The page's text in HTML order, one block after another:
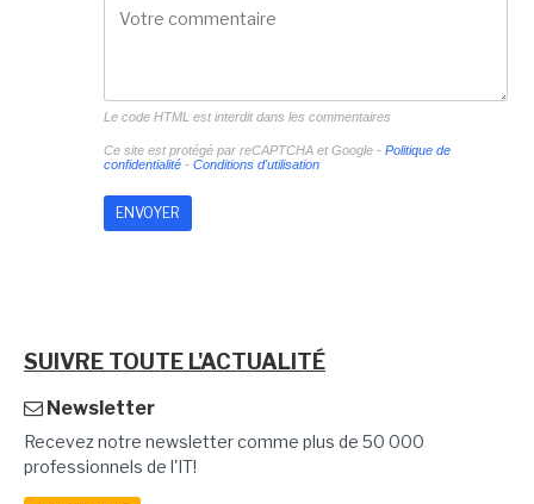
Le code HTML est interdit dans les commentaires
Ce site est protégé par reCAPTCHA et Google - Politique de
confidentialité- Conditions d'utilisation
SUIVRE TOUTE L'ACTUALITÉ
Newsletter
Recevez notre newsletter comme plus de 50 000
professionnels de l'IT!